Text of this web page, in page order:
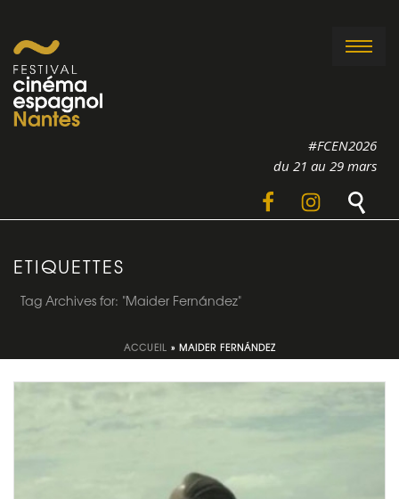
#FCEN2026
du 21 au 29 mars
ETIQUETTES
Tag Archives for: "Maider Fernández"
ACCUEIL » MAIDER FERNÁNDEZ